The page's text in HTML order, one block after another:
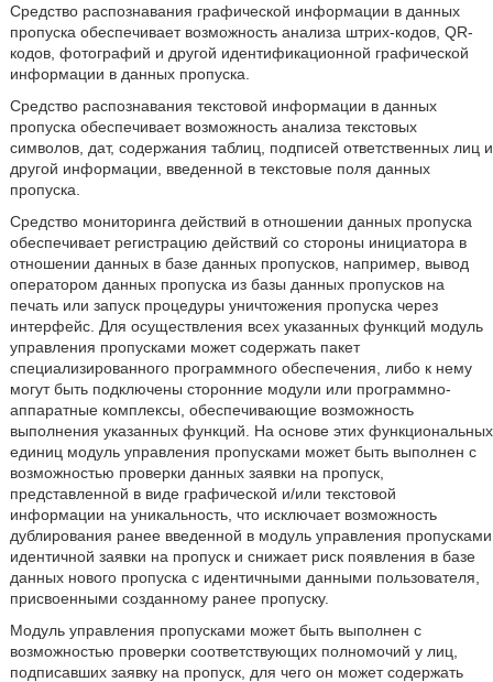
Средство распознавания графической информации в данных
пропуска обеспечивает возможность анализа штрих-кодов, QR-
кодов, фотографий и другой идентификационной графической
информации в данных пропуска.
Средство распознавания текстовой информации в данных
пропуска обеспечивает возможность анализа текстовых
символов, дат, содержания таблиц, подписей ответственных лиц и
другой информации, введенной в текстовые поля данных
пропуска.
Средство мониторинга действий в отношении данных пропуска
обеспечивает регистрацию действий со стороны инициатора в
отношении данных в базе данных пропусков, например, вывод
оператором данных пропуска из базы данных пропусков на
печать или запуск процедуры уничтожения пропуска через
интерфейс. Для осуществления всех указанных функций модуль
управления пропусками может содержать пакет
специализированного программного обеспечения, либо к нему
могут быть подключены сторонние модули или программно-
аппаратные комплексы, обеспечивающие возможность
выполнения указанных функций. На основе этих функциональных
единиц модуль управления пропусками может быть выполнен с
возможностью проверки данных заявки на пропуск,
представленной в виде графической и/или текстовой
информации на уникальность, что исключает возможность
дублирования ранее введенной в модуль управления пропусками
идентичной заявки на пропуск и снижает риск появления в базе
данных нового пропуска с идентичными данными пользователя,
присвоенными созданному ранее пропуску.
Модуль управления пропусками может быть выполнен с
возможностью проверки соответствующих полномочий у лиц,
подписавших заявку на пропуск, для чего он может содержать